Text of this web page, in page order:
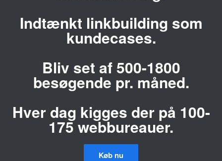
Indtænkt linkbuilding som
kundecases.
Bliv set af 500-1800
besøgende pr. måned.
Hver dag kigges der på 100-
175 webbureauer.
Køb nu